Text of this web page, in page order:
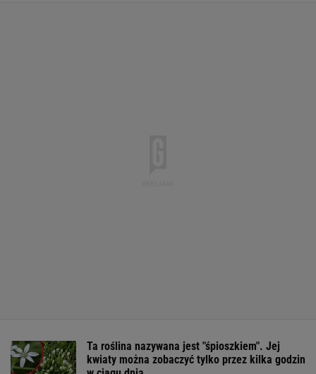
Ta roślina nazywana jest "śpioszkiem". Jej
kwiaty można zobaczyć tylko przez kilka godzin